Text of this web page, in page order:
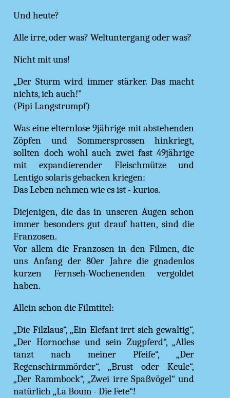
Und heute?
Alle irre, oder was? Weltuntergang oder was?
Nicht mit uns!
„Der Sturm wird immer stärker. Das macht
nichts, ich auch!"
(Pipi Langstrumpf)
Was eine elternlose 9jährige mit abstehenden
Zöpfen und Sommersprossen hinkriegt,
sollten doch wohl auch zwei fast 49jährige
mit expandierender Fleischmütze und
Lentigo solaris gebacken kriegen:
Das Leben nehmen wie es ist - kurios.
Diejenigen, die das in unseren Augen schon
immer besonders gut drauf hatten, sind die
Franzosen.
Vor allem die Franzosen in den Filmen, die
uns Anfang der 80er Jahre die gnadenlos
kurzen Fernseh-Wochenenden vergoldet
haben.
Allein schon die Filmtitel:
„Die Filzlaus“, „Ein Elefant irrt sich gewaltig“,
„Der Hornochse und sein Zugpferd“, „Alles
tanzt nach meiner Pfeife“, „Der
Regenschirmmörder“, „Brust oder Keule“,
„Der Rammbock“, „Zwei irre Spaßvögel“ und
natürlich „La Boum - Die Fete“!